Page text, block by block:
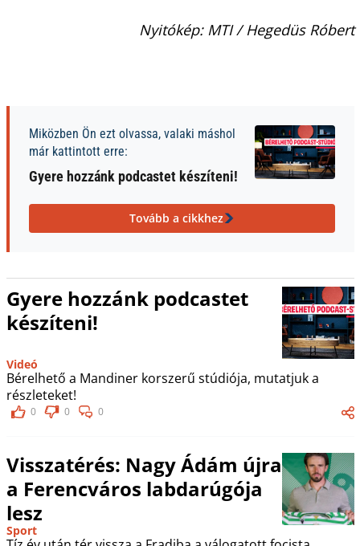
Nyitókép: MTI / Hegedüs Róbert
Miközben Ön ezt olvassa, valaki máshol
már kattintott erre:
Gyere hozzánk podcastet készíteni!
Tovább a cikkhez
Gyere hozzánk podcastet
készíteni!
Videó
Bérelhető a Mandiner korszerű stúdiója, mutatjuk a
részleteket!
0 0 0
Visszatérés: Nagy Ádám újra
a Ferencváros labdarúgója
lesz
Sport